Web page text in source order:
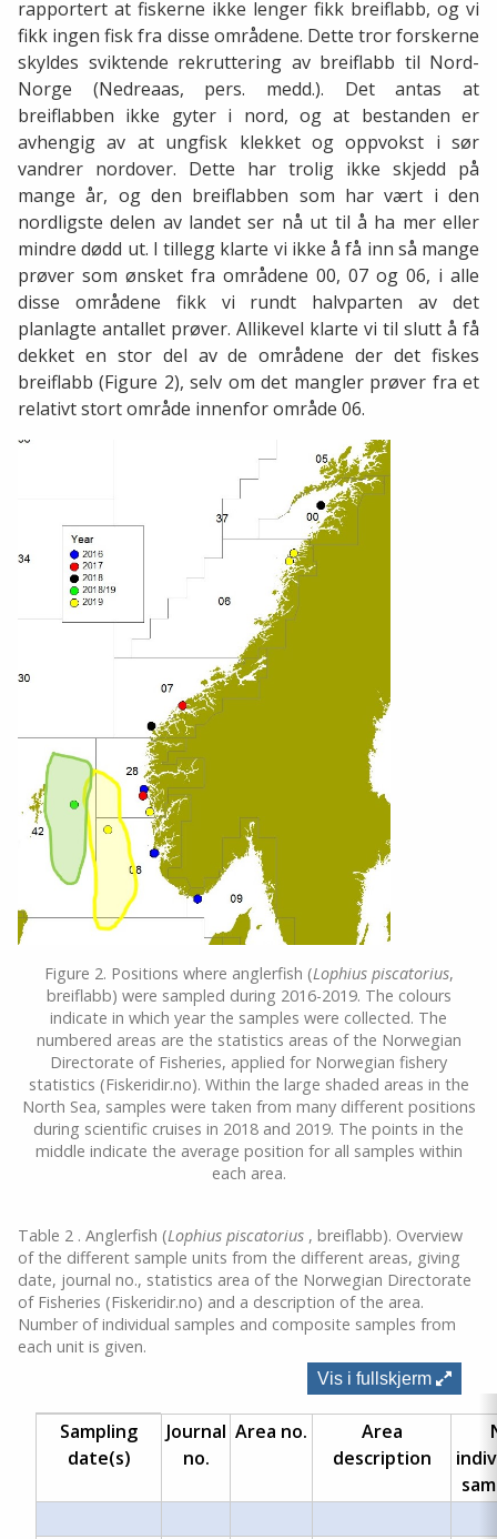
rapportert at fiskerne ikke lenger fikk breiflabb, og vi
fikk ingen fisk fra disse områdene. Dette tror forskerne
skyldes sviktende rekruttering av breiflabb til Nord-
Norge (Nedreaas, pers. medd.). Det antas at
breiflabben ikke gyter i nord, og at bestanden er
avhengig av at ungfisk klekket og oppvokst i sør
vandrer nordover. Dette har trolig ikke skjedd på
mange år, og den breiflabben som har vært i den
nordligste delen av landet ser nå ut til å ha mer eller
mindre dødd ut. I tillegg klarte vi ikke å få inn så mange
prøver som ønsket fra områdene 00, 07 og 06, i alle
disse områdene fikk vi rundt halvparten av det
planlagte antallet prøver. Allikevel klarte vi til slutt å få
dekket en stor del av de områdene der det fiskes
breiflabb (Figure 2), selv om det mangler prøver fra et
relativt stort område innenfor område 06.
Figure 2. Positions where anglerfish (Lophius piscatorius,
breiflabb) were sampled during 2016-2019. The colours
indicate in which year the samples were collected. The
numbered areas are the statistics areas of the Norwegian
Directorate of Fisheries, applied for Norwegian fishery
statistics (Fiskeridir.no). Within the large shaded areas in the
North Sea, samples were taken from many different positions
during scientific cruises in 2018 and 2019. The points in the
middle indicate the average position for all samples within
each area.
Table 2 . Anglerfish (Lophius piscatorius , breiflabb). Overview
of the different sample units from the different areas, giving
date, journal no., statistics area of the Norwegian Directorate
of Fisheries (Fiskeridir.no) and a description of the area.
Number of individual samples and composite samples from
each unit is given.
Vis i fullskjerm
Sampling
date(s)
Journal
no.
Area no.
Area
description